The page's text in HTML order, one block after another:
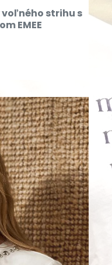
voľného strihu s
EMEE